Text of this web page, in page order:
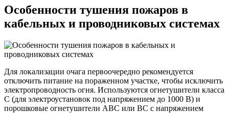
Особенности тушения пожаров в
кабельных и проводниковых системах
Для локализации очага первоочередно рекомендуется
отключить питание на пораженном участке, чтобы исключить
электропроводность огня. Используются огнетушители класса
C (для электроустановок под напряжением до 1000 В) и
порошковые огнетушители ABC или BC с напряжением